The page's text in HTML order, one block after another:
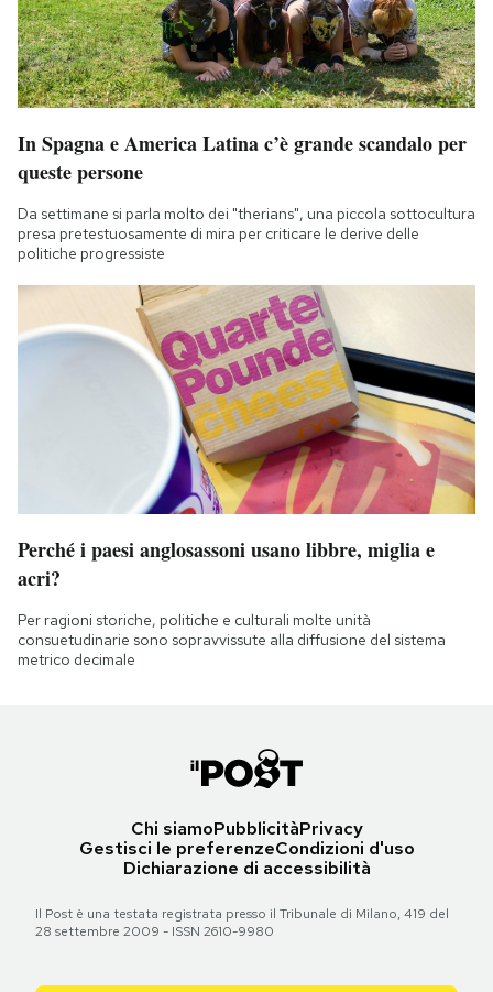
In Spagna e America Latina c’è grande scandalo per
queste persone
Da settimane si parla molto dei "therians", una piccola sottocultura
presa pretestuosamente di mira per criticare le derive delle
politiche progressiste
Perché i paesi anglosassoni usano libbre, miglia e
acri?
Per ragioni storiche, politiche e culturali molte unità
consuetudinarie sono sopravvissute alla diffusione del sistema
metrico decimale
Chi siamoPubblicitàPrivacy
Gestisci le preferenzeCondizioni d'uso
Dichiarazione di accessibilità
Il Post è una testata registrata presso il Tribunale di Milano, 419 del
28 settembre 2009 - ISSN 2610-9980